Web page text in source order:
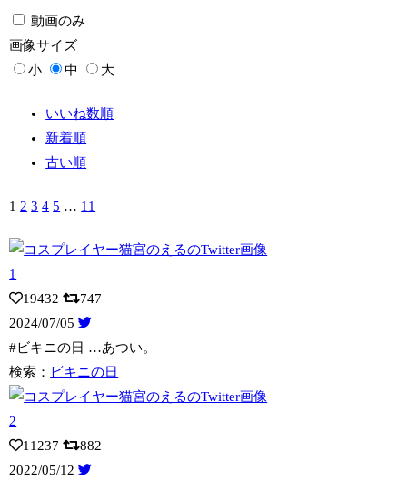
動画のみ
画像サイズ
小
中 大
いいね数順
新着順
古い順
1 2 3 4 5 … 11
19432
747
2024/07/05
#ビキニの日 …あつい。
検索： ビキニの日
11237
882
2022/05/12